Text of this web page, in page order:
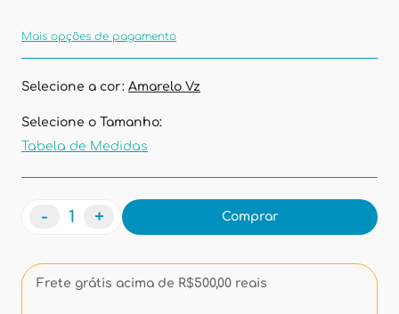
Mais opções de pagamento
Selecione a cor: Amarelo Vz
Selecione o Tamanho:
Tabela de Medidas
- + Comprar
Frete grátis acima de R$500,00 reais